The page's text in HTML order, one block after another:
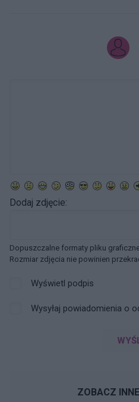
Dodaj zdjęcie:
Dopuszczalne formaty pliku
Rozmiar zdjęcia nie powinien
Wyświetl podpis
Wysyłaj powiadomienia o
ZOBACZ